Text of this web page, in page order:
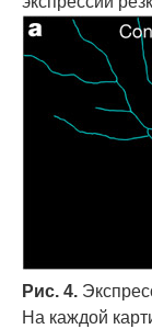
Рис. 4.
На каждой